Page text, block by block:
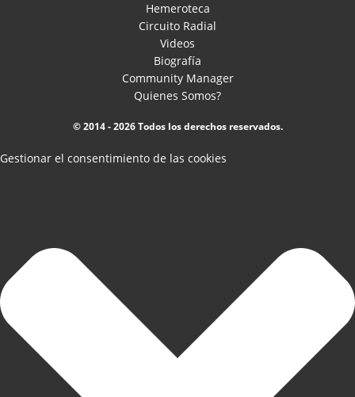
Hemeroteca
Circuito Radial
Videos
Biografía
Community Manager
Quienes Somos?
© 2014 - 2026 Todos los derechos reservados.
Gestionar el consentimiento de las cookies